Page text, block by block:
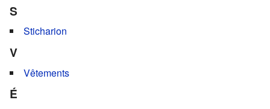
S
Sticharion
V
Vêtements
É